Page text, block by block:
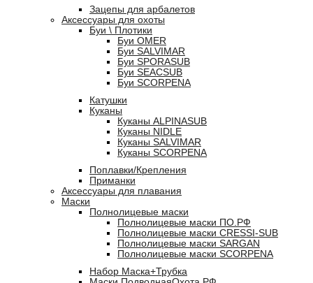
Зацепы для арбалетов
Аксессуары для охоты
Буи \ Плотики
Буи OMER
Буи SALVIMAR
Буи SPORASUB
Буи SEACSUB
Буи SCORPENA
Катушки
Куканы
Куканы ALPINASUB
Куканы NIDLE
Куканы SALVIMAR
Куканы SCORPENA
Поплавки/Крепления
Приманки
Аксессуары для плавания
Маски
Полнолицевые маски
Полнолицевые маски ПО.РФ
Полнолицевые маски CRESSI-SUB
Полнолицевые маски SARGAN
Полнолицевые маски SCORPENA
Набор Маска+Трубка